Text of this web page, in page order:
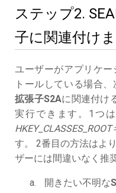
ステップ2.
子に関連付け
ユーザーがアプリケ
トールしている場合
拡張子S2Aに関連付け
実行できます。1つ
HKEY_CLASSES_ROOT
す。 2番目の方法はよ
ザーには間違いなく推
開きたい不明な